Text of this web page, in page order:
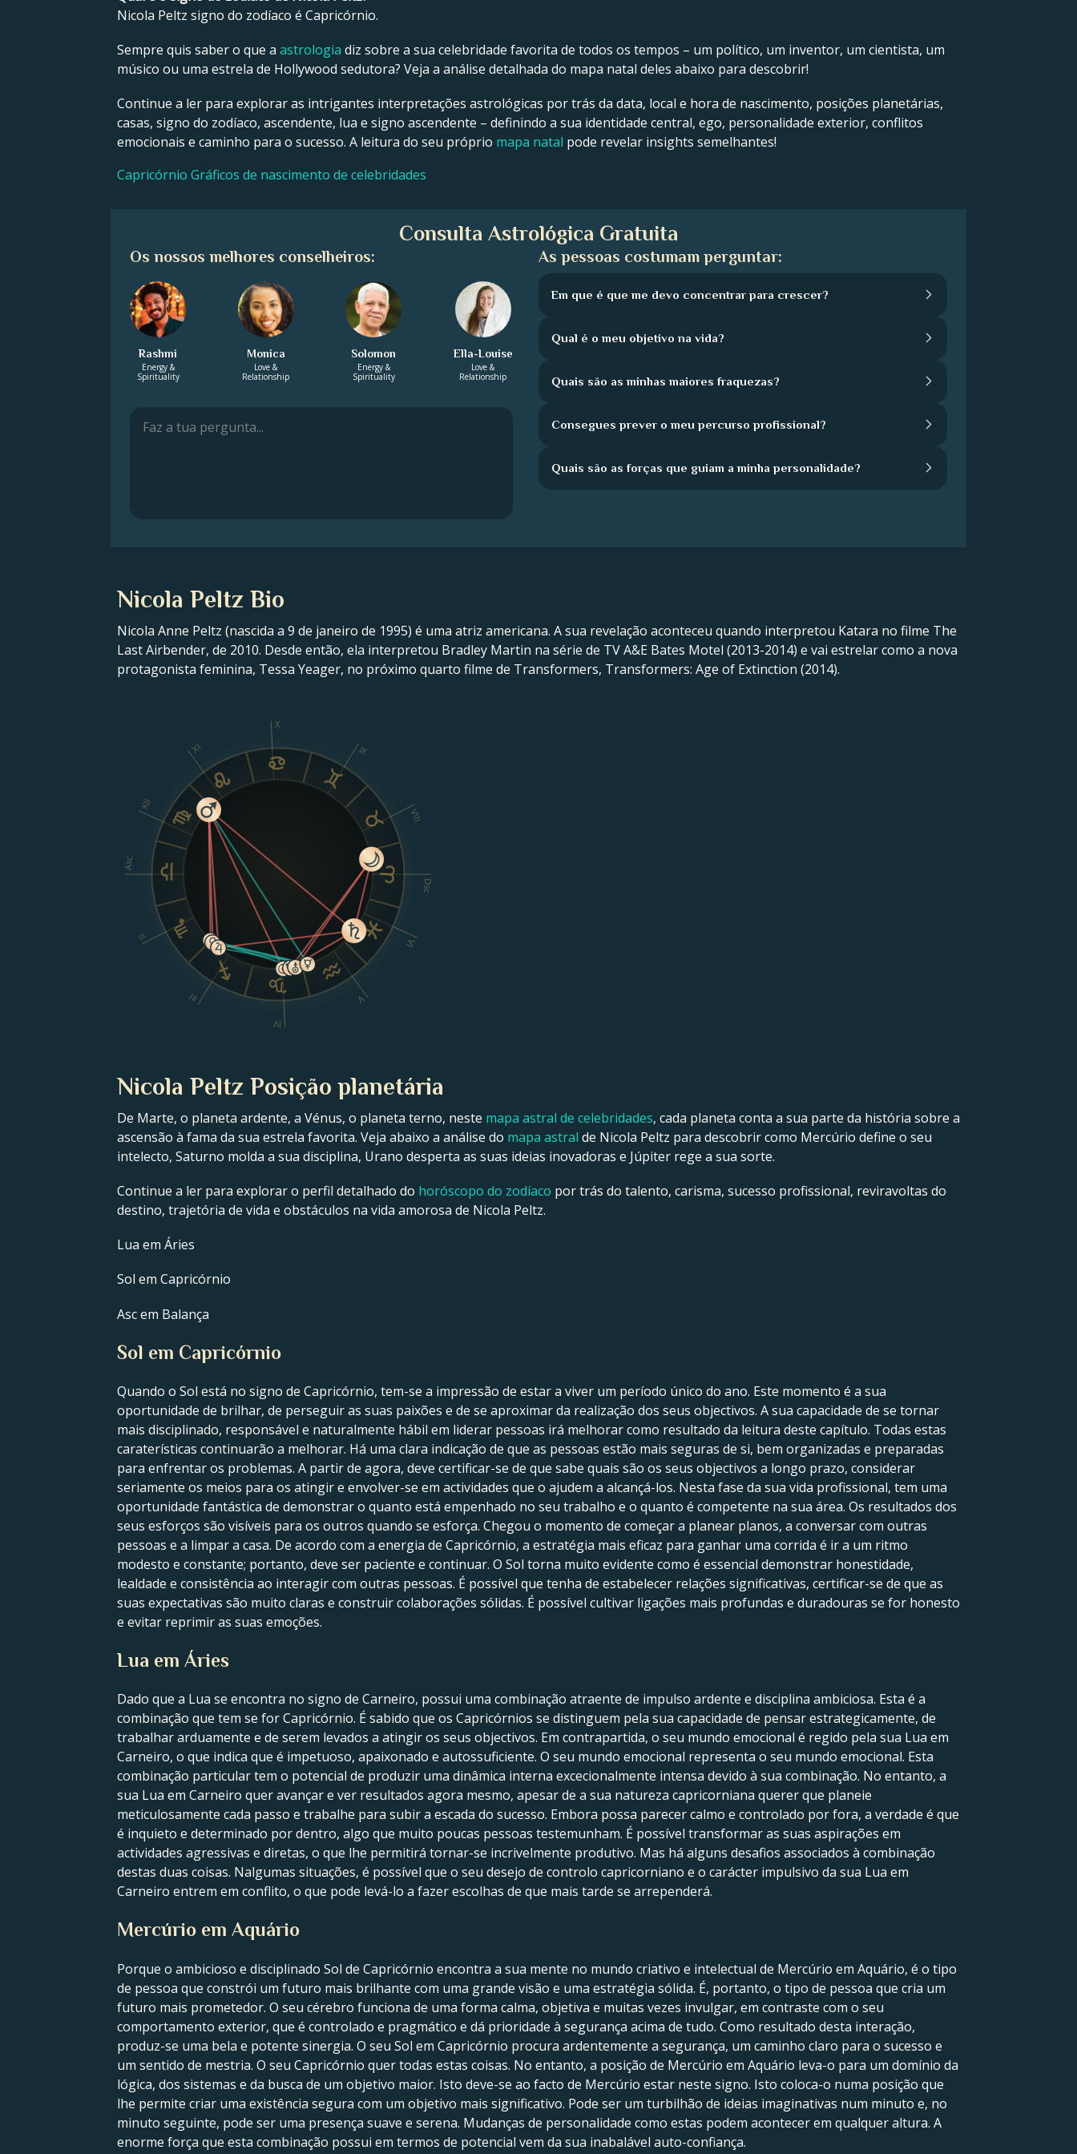
Nicola Peltz signo do zodíaco é Capricórnio.
Sempre quis saber o que a astrologia diz sobre a sua celebridade favorita de todos os tempos – um político, um inventor, um cientista, um
músico ou uma estrela de Hollywood sedutora? Veja a análise detalhada do mapa natal deles abaixo para descobrir!
Continue a ler para explorar as intrigantes interpretações astrológicas por trás da data, local e hora de nascimento, posições planetárias,
casas, signo do zodíaco, ascendente, lua e signo ascendente – definindo a sua identidade central, ego, personalidade exterior, conflitos
emocionais e caminho para o sucesso. A leitura do seu próprio mapa natal pode revelar insights semelhantes!
Capricórnio Gráficos de nascimento de celebridades
Consulta Astrológica Gratuita
Os nossos melhores conselheiros:
Rashmi
Energy &
Spirituality
Monica
Love &
Relationship
Solomon
Energy &
Spirituality
Ella-Louise
Love &
Relationship
As pessoas costumam perguntar:
Em que é que me devo concentrar para crescer?
Qual é o meu objetivo na vida?
Quais são as minhas maiores fraquezas?
Consegues prever o meu percurso profissional?
Quais são as forças que guiam a minha personalidade?
Nicola Peltz Bio
Nicola Anne Peltz (nascida a 9 de janeiro de 1995) é uma atriz americana. A sua revelação aconteceu quando interpretou Katara no filme The
Last Airbender, de 2010. Desde então, ela interpretou Bradley Martin na série de TV A&E Bates Motel (2013-2014) e vai estrelar como a nova
protagonista feminina, Tessa Yeager, no próximo quarto filme de Transformers, Transformers: Age of Extinction (2014).
Asc
II
III
IV
V
VI
Dsc
VIII
IX
X
XI
XII
Nicola Peltz Posição planetária
De Marte, o planeta ardente, a Vénus, o planeta terno, neste mapa astral de celebridades, cada planeta conta a sua parte da história sobre a
ascensão à fama da sua estrela favorita. Veja abaixo a análise do mapa astral de Nicola Peltz para descobrir como Mercúrio define o seu
intelecto, Saturno molda a sua disciplina, Urano desperta as suas ideias inovadoras e Júpiter rege a sua sorte.
Continue a ler para explorar o perfil detalhado do horóscopo do zodíaco por trás do talento, carisma, sucesso profissional, reviravoltas do
destino, trajetória de vida e obstáculos na vida amorosa de Nicola Peltz.
Lua em Áries
Sol em Capricórnio
Asc em Balança
Sol em Capricórnio
Quando o Sol está no signo de Capricórnio, tem-se a impressão de estar a viver um período único do ano. Este momento é a sua
oportunidade de brilhar, de perseguir as suas paixões e de se aproximar da realização dos seus objectivos. A sua capacidade de se tornar
mais disciplinado, responsável e naturalmente hábil em liderar pessoas irá melhorar como resultado da leitura deste capítulo. Todas estas
caraterísticas continuarão a melhorar. Há uma clara indicação de que as pessoas estão mais seguras de si, bem organizadas e preparadas
para enfrentar os problemas. A partir de agora, deve certificar-se de que sabe quais são os seus objectivos a longo prazo, considerar
seriamente os meios para os atingir e envolver-se em actividades que o ajudem a alcançá-los. Nesta fase da sua vida profissional, tem uma
oportunidade fantástica de demonstrar o quanto está empenhado no seu trabalho e o quanto é competente na sua área. Os resultados dos
seus esforços são visíveis para os outros quando se esforça. Chegou o momento de começar a planear planos, a conversar com outras
pessoas e a limpar a casa. De acordo com a energia de Capricórnio, a estratégia mais eficaz para ganhar uma corrida é ir a um ritmo
modesto e constante; portanto, deve ser paciente e continuar. O Sol torna muito evidente como é essencial demonstrar honestidade,
lealdade e consistência ao interagir com outras pessoas. É possível que tenha de estabelecer relações significativas, certificar-se de que as
suas expectativas são muito claras e construir colaborações sólidas. É possível cultivar ligações mais profundas e duradouras se for honesto
e evitar reprimir as suas emoções.
Lua em Áries
Dado que a Lua se encontra no signo de Carneiro, possui uma combinação atraente de impulso ardente e disciplina ambiciosa. Esta é a
combinação que tem se for Capricórnio. É sabido que os Capricórnios se distinguem pela sua capacidade de pensar estrategicamente, de
trabalhar arduamente e de serem levados a atingir os seus objectivos. Em contrapartida, o seu mundo emocional é regido pela sua Lua em
Carneiro, o que indica que é impetuoso, apaixonado e autossuficiente. O seu mundo emocional representa o seu mundo emocional. Esta
combinação particular tem o potencial de produzir uma dinâmica interna excecionalmente intensa devido à sua combinação. No entanto, a
sua Lua em Carneiro quer avançar e ver resultados agora mesmo, apesar de a sua natureza capricorniana querer que planeie
meticulosamente cada passo e trabalhe para subir a escada do sucesso. Embora possa parecer calmo e controlado por fora, a verdade é que
é inquieto e determinado por dentro, algo que muito poucas pessoas testemunham. É possível transformar as suas aspirações em
actividades agressivas e diretas, o que lhe permitirá tornar-se incrivelmente produtivo. Mas há alguns desafios associados à combinação
destas duas coisas. Nalgumas situações, é possível que o seu desejo de controlo capricorniano e o carácter impulsivo da sua Lua em
Carneiro entrem em conflito, o que pode levá-lo a fazer escolhas de que mais tarde se arrependerá.
Mercúrio em Aquário
Porque o ambicioso e disciplinado Sol de Capricórnio encontra a sua mente no mundo criativo e intelectual de Mercúrio em Aquário, é o tipo
de pessoa que constrói um futuro mais brilhante com uma grande visão e uma estratégia sólida. É, portanto, o tipo de pessoa que cria um
futuro mais prometedor. O seu cérebro funciona de uma forma calma, objetiva e muitas vezes invulgar, em contraste com o seu
comportamento exterior, que é controlado e pragmático e dá prioridade à segurança acima de tudo. Como resultado desta interação,
produz-se uma bela e potente sinergia. O seu Sol em Capricórnio procura ardentemente a segurança, um caminho claro para o sucesso e
um sentido de mestria. O seu Capricórnio quer todas estas coisas. No entanto, a posição de Mercúrio em Aquário leva-o para um domínio da
lógica, dos sistemas e da busca de um objetivo maior. Isto deve-se ao facto de Mercúrio estar neste signo. Isto coloca-o numa posição que
lhe permite criar uma existência segura com um objetivo mais significativo. Pode ser um turbilhão de ideias imaginativas num minuto e, no
minuto seguinte, pode ser uma presença suave e serena. Mudanças de personalidade como estas podem acontecer em qualquer altura. A
enorme força que esta combinação possui em termos de potencial vem da sua inabalável auto-confiança.